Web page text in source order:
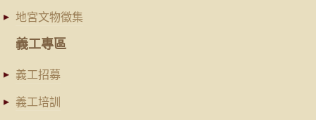
地宮文物徵集
義工專區
義工招募
義工培訓